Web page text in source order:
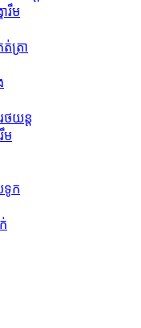
រឹម
ត្រា
ថយន្ត
ម
ទូក